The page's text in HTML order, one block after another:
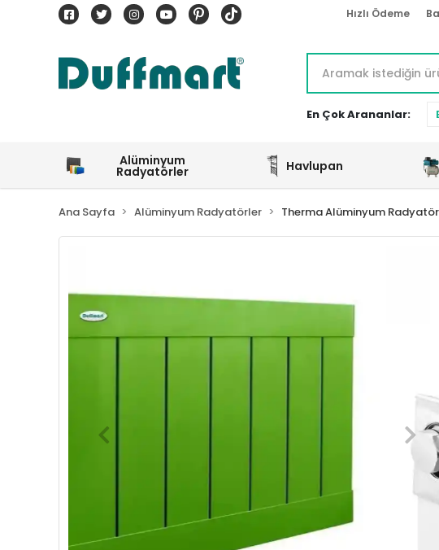
Hızlı Ödeme
En Çok Arananlar:
Alüminyum
Radyatörler Havlupan
Ana Sayfa Alüminyum Radyatörler Therma Alüminyum